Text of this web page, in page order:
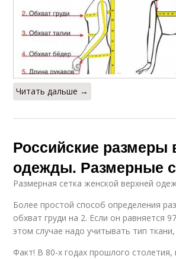
Читать дальше →
Российские размеры
одежды. Размерные
Размерная сетка женской верхней
Более простой способ определения
обхват груди на 2. Если он равняется
этом случае надо учитывать тип
Факт! В 80-х годах прошлого